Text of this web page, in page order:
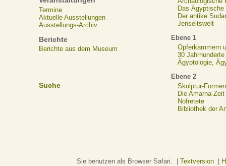
Termine
Aktuelle Ausstellungen
Ausstellungs-Archiv
Berichte
Berichte aus dem Museum
Suche
Das Ägyptische
Der antike
Jenseitswelt
Ebene 1
Opferkammern
30
Ägyptologie,
Ebene 2
Skulptur-Formen
Die Amarna-Zeit
Nofretete
Bibliothek der
Sie benutzen als Browser Safari. | Textversion|